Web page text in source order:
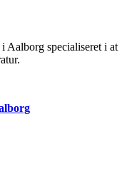
Aalborg specialiseret i at